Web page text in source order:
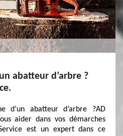
abatteur d’arbre ?
d’un abatteur d’arbre ?AD
aider dans vos démarches
est un expert dans ce